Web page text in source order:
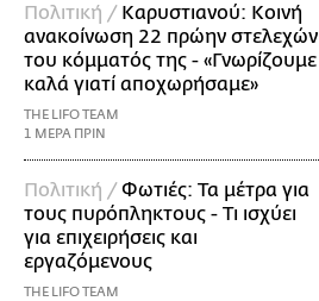
Πολιτική / Καρυστιανού: Κοινή
ανακοίνωση 22 πρώην στελεχών
του κόμματός της - «Γνωρίζουμε
καλά γιατί αποχωρήσαμε»
THE LIFO TEAM
1 ΜΕΡΑ ΠΡΙΝ
Πολιτική /Φωτιές: Τα μέτρα για
τους πυρόπληκτους - Τι ισχύει
για επιχειρήσεις και
εργαζόμενους
THE LIFO TEAM